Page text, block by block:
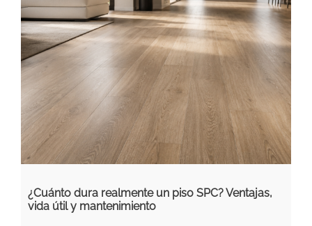
¿Cuánto dura realmente un piso SPC? Ventajas,
vida útil y mantenimiento